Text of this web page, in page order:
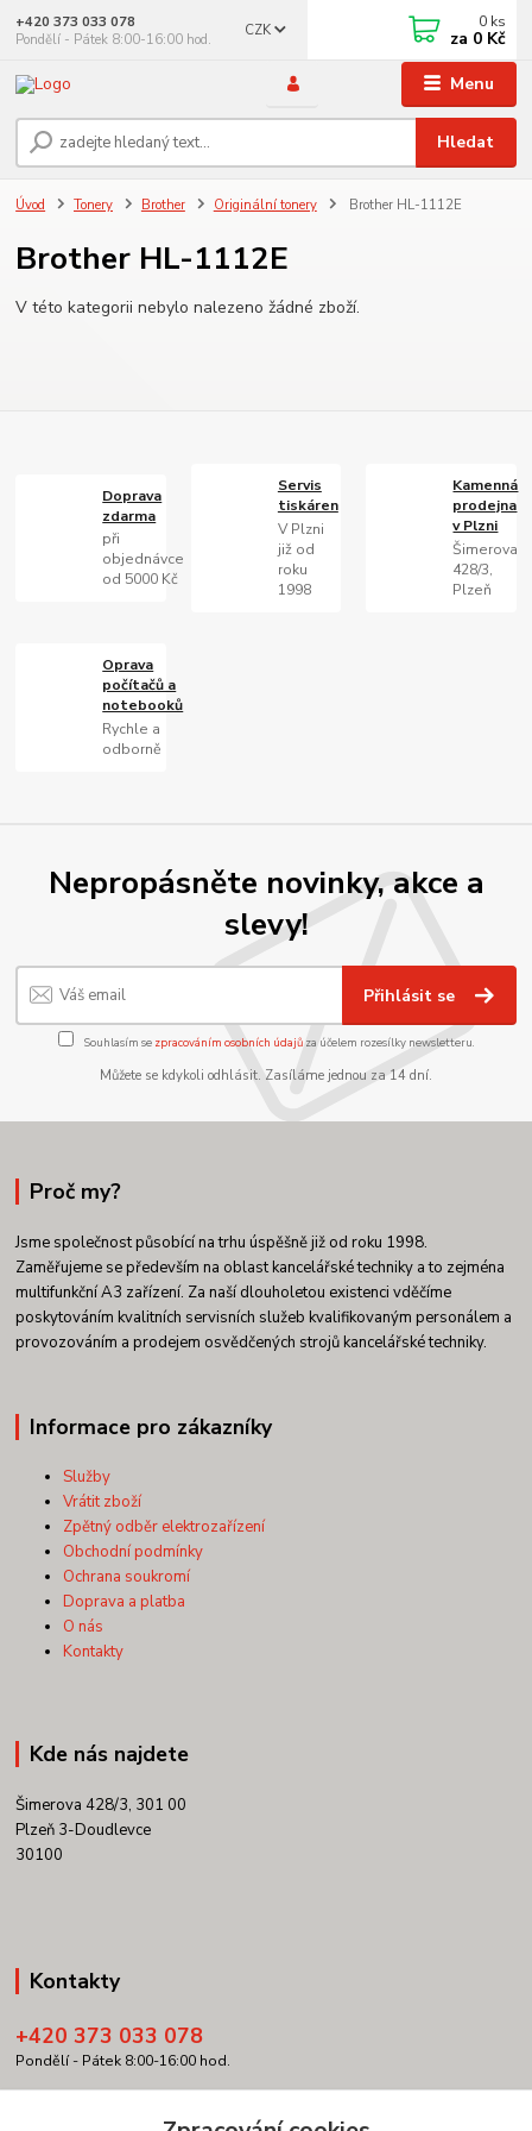
Menu
CZK
Hledat
+420 373 033 078
Pondělí - Pátek 8:00-16:00 hod.
0 ks
za 0 Kč
Úvod Tonery Brother Originální tonery Brother HL-1112E
Brother HL-1112E
V této kategorii nebylo nalezeno žádné zboží.
Doprava
zdarma
při
objednávce
od 5000 Kč
Servis
tiskáren
V Plzni
již od
roku
1998
Kamenná
prodejna
v Plzni
Šimerova
428/3,
Plzeň
Oprava
počítačů a
notebooků
Rychle a
odborně
Nepropásněte novinky, akce a
slevy!
Přihlásit se
Souhlasím se zpracováním osobních údajůza účelem rozesílky newsletteru.
Můžete se kdykoli odhlásit. Zasíláme jednou za 14 dní.
Proč my?
Jsme společnost působící na trhu úspěšně již od roku 1998.
Zaměřujeme se především na oblast kancelářské techniky a to zejména
multifunkční A3 zařízení. Za naší dlouholetou existenci vděčíme
poskytováním kvalitních servisních služeb kvalifikovaným personálem a
provozováním a prodejem osvědčených strojů kancelářské techniky.
Informace pro zákazníky
Služby
Vrátit zboží
Zpětný odběr elektrozařízení
Obchodní podmínky
Ochrana soukromí
Doprava a platba
O nás
Kontakty
Kde nás najdete
Šimerova 428/3, 301 00
Plzeň 3-Doudlevce
30100
Kontakty
+420 373 033 078
Pondělí - Pátek 8:00-16:00 hod.